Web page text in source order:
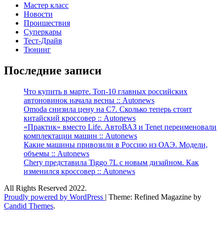
Мастер класс
Новости
Проишествия
Суперкары
Тест-Драйв
Тюнинг
Последние записи
Что купить в марте. Топ-10 главных российских
автоновинок начала весны :: Autonews
Omoda снизила цену на C7. Сколько теперь стоит
китайский кроссовер :: Autonews
«Практик» вместо Life. АвтоВАЗ и Tenet переименовали
комплектации машин :: Autonews
Какие машины привозили в Россию из ОАЭ. Модели,
объемы :: Autonews
Chery представила Tiggo 7L с новым дизайном. Как
изменился кроссовер :: Autonews
All Rights Reserved 2022.
Proudly powered by WordPress | Theme: Refined Magazine by
Candid Themes.